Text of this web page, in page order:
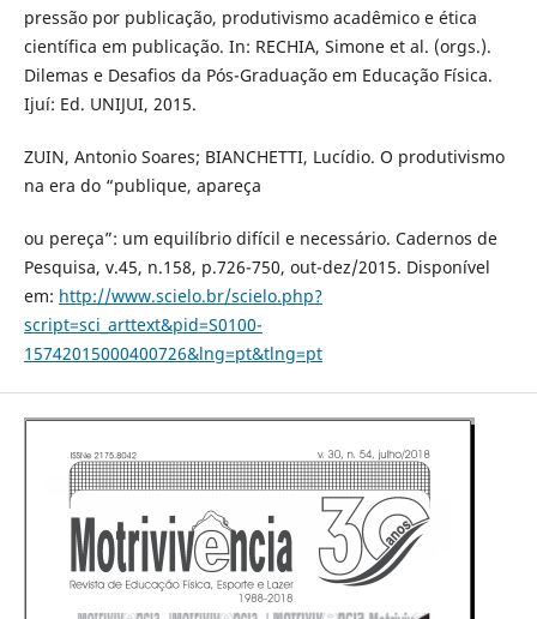
pressão por publicação, produtivismo acadêmico e ética
científica em publicação. In: RECHIA, Simone et al. (orgs.).
Dilemas e Desafios da Pós-Graduação em Educação Física.
Ijuí: Ed. UNIJUI, 2015.
ZUIN, Antonio Soares; BIANCHETTI, Lucídio. O produtivismo
na era do “publique, apareça
ou pereça”: um equilíbrio difícil e necessário. Cadernos de
Pesquisa, v.45, n.158, p.726-750, out-dez/2015. Disponível
em: http://www.scielo.br/scielo.php?
script=sci_arttext&pid=S0100-
15742015000400726&lng=pt&tlng=pt